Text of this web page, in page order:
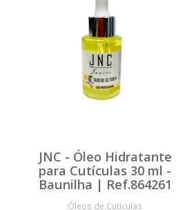
JNC - Óleo Hidratante
para Cutículas 30 ml -
Baunilha | Ref.864261
Óleos de Cutículas